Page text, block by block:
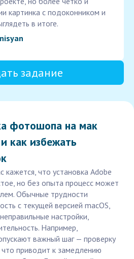
картинка с подоконником и
в итоге.
задание
фотошопа на мак
как избежать
что установка Adobe
но без опыта процесс может
Обычные трудности
с текущей версией macOS,
настройки,
Например,
важный шаг — проверку
приводит к замедлению